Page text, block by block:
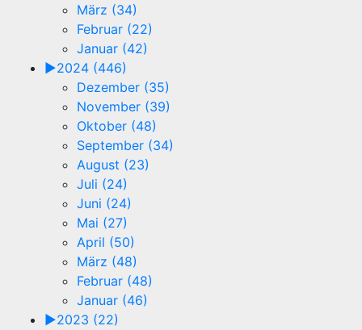
März (34)
Februar (22)
Januar (42)
►2024 (446)
Dezember (35)
November (39)
Oktober (48)
September (34)
August (23)
Juli (24)
Juni (24)
Mai (27)
April (50)
März (48)
Februar (48)
Januar (46)
►2023 (22)